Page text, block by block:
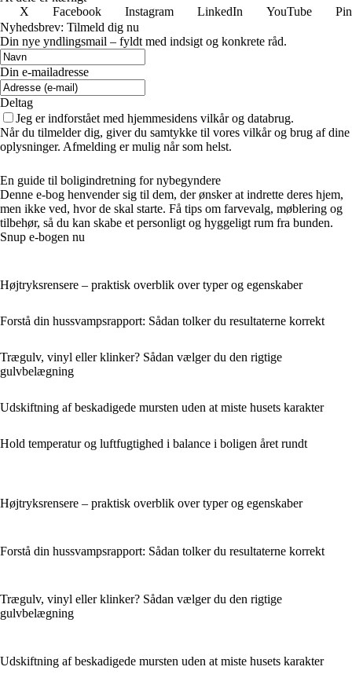
X
Facebook Instagram LinkedIn YouTube
Nyhedsbrev: Tilmeld dig nu
Din nye yndlingsmail – fyldt med indsigt og konkrete råd.
Din e-mailadresse
Deltag
Jeg er indforstået med hjemmesidens vilkår og databrug.
Når du tilmelder dig, giver du samtykke til vores vilkår og brug af dine
oplysninger. Afmelding er mulig når som helst.
En guide til boligindretning for nybegyndere
Denne e-bog henvender sig til dem, der ønsker at indrette deres hjem,
men ikke ved, hvor de skal starte. Få tips om farvevalg, møblering og
tilbehør, så du kan skabe et personligt og hyggeligt rum fra bunden.
Snup e-bogen nu
Højtryksrensere – praktisk overblik over typer og egenskaber
Forstå din hussvampsrapport: Sådan tolker du resultaterne korrekt
Trægulv, vinyl eller klinker? Sådan vælger du den rigtige
gulvbelægning
Udskiftning af beskadigede mursten uden at miste husets karakter
Hold temperatur og luftfugtighed i balance i boligen året rundt
Højtryksrensere – praktisk overblik over typer og egenskaber
Forstå din hussvampsrapport: Sådan tolker du resultaterne korrekt
Trægulv, vinyl eller klinker? Sådan vælger du den rigtige
gulvbelægning
Udskiftning af beskadigede mursten uden at miste husets karakter